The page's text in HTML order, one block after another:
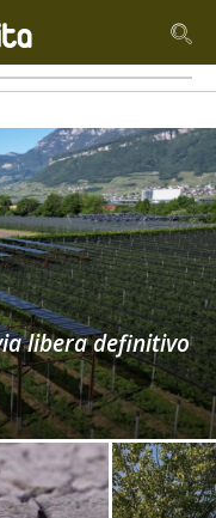
libera definitivo